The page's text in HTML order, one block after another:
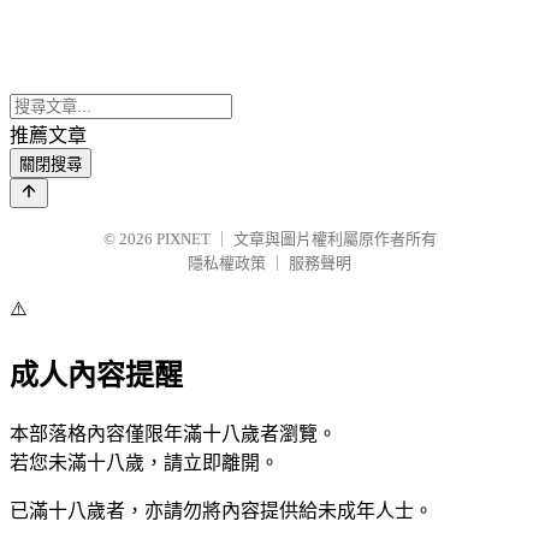
推薦文章
關閉搜尋
© 2026 PIXNET
文章與圖片權利屬原作者所有
隱私權政策
服務聲明
⚠️
成人內容提醒
本部落格內容僅限年滿十八歲者瀏覽。
若您未滿十八歲，請立即離開。
已滿十八歲者，亦請勿將內容提供給未成年人士。